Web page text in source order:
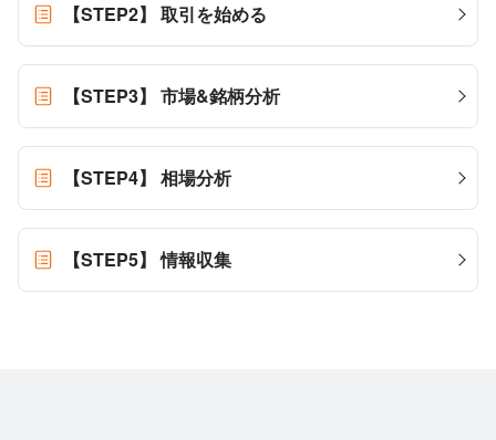
【STEP2】 取引を始める
【STEP3】 市場&銘柄分析
【STEP4】 相場分析
【STEP5】 情報収集